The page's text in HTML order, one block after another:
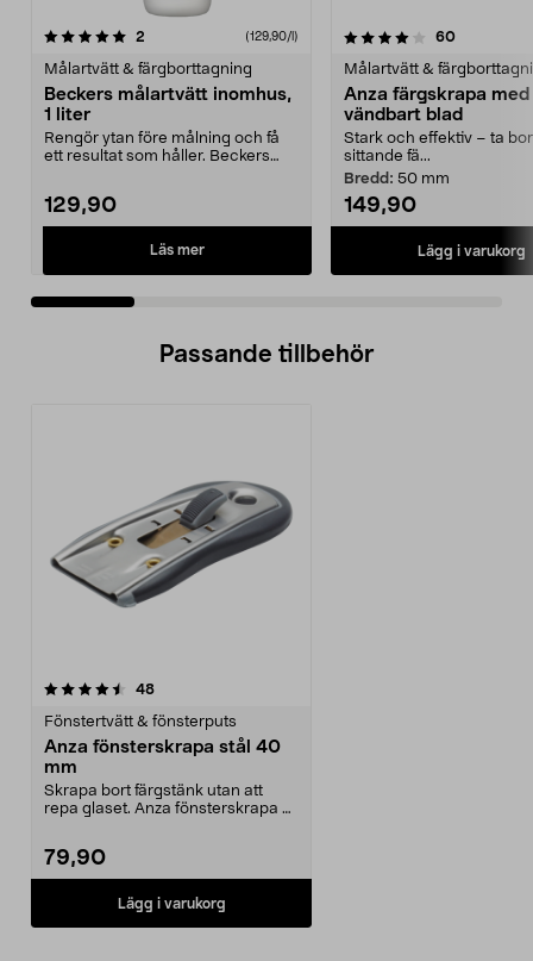
2 (129,90/l)
Målartvätt & färgborttagning
Beckers målartvätt inomhus,
1 liter
Rengör ytan före målning och få
ett resultat som håller. Beckers
129,90
Läs mer
4.0 av 5 stjärnor 60
Målartvätt &
Anza färgskrapa med
vändbart blad
Stark och effektiv – ta
sittande fä...
Bredd: 50 mm
149,90
Lägg i varukorg
4.5 av 5 stjärnor
Passande tillbehör
48recensioner
Fönstertvätt & fönsterputs
Anza fönsterskrapa stål 40
mm
Skrapa bort färgstänk utan att
repa glaset. Anza fönsterskrapa –
79,90
Lägg i varukorg